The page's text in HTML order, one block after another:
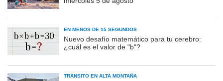
EN MENOS DE 15 SEGUNDOS
Nuevo desafío matemático para tu cerebro:
¿cuál es el valor de "b"?
TRÁNSITO EN ALTA MONTAÑA